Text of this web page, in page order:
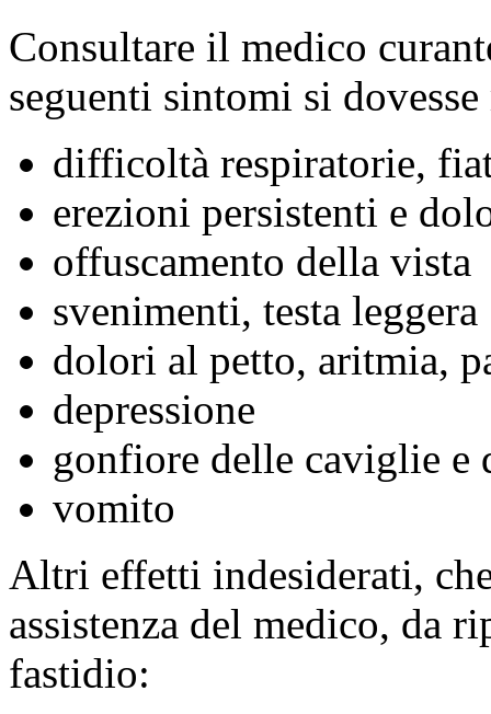
Consultare il medico
seguenti sintomi si
difficoltà respiratorie,
erezioni persistenti e
offuscamento della vista
svenimenti, testa leggera
dolori al petto, aritmia,
depressione
gonfiore delle caviglie e
vomito
Altri effetti indesiderati,
assistenza del medico, da
fastidio: